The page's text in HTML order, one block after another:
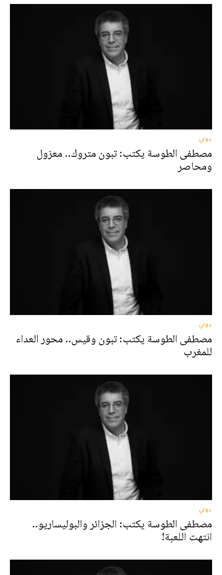
دولي
مصطفى الطوسة يكتب: تبون متروك.. معزول
ومحاصر
دولي
مصطفى الطوسة يكتب: تبون وقيس.. محور العداء
للمغرب
دولي
مصطفى الطوسة يكتب: الجزائر والبوليساريو..
انتهت اللعبة!